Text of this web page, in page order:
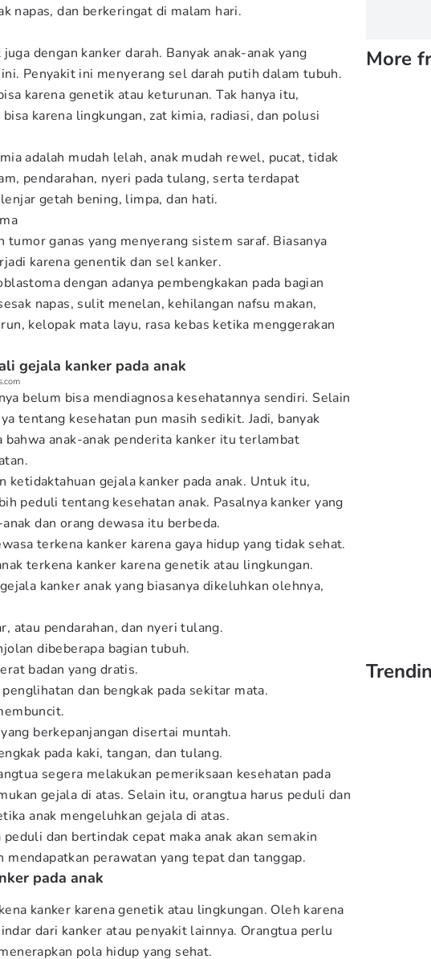
napas, dan berkeringat di malam hari.
dengan kanker darah. Banyak anak-anak yang
Penyakit ini menyerang sel darah putih dalam tubuh.
karena genetik atau keturunan. Tak hanya itu,
karena lingkungan, zat kimia, radiasi, dan polusi
adalah mudah lelah, anak mudah rewel, pucat, tidak
pendarahan, nyeri pada tulang, serta terdapat
getah bening, limpa, dan hati.
tumor ganas yang menyerang sistem saraf. Biasanya
karena genentik dan sel kanker.
dengan adanya pembengkakan pada bagian
napas, sulit menelan, kehilangan nafsu makan,
kelopak mata layu, rasa kebas ketika menggerakan
gejala kanker pada anak
belum bisa mendiagnosa kesehatannya sendiri. Selain
tentang kesehatan pun masih sedikit. Jadi, banyak
bahwa anak-anak penderita kanker itu terlambat
ketidaktahuan gejala kanker pada anak. Untuk itu,
peduli tentang kesehatan anak. Pasalnya kanker yang
dan orang dewasa itu berbeda.
terkena kanker karena gaya hidup yang tidak sehat.
terkena kanker karena genetik atau lingkungan.
kanker anak yang biasanya dikeluhkan olehnya,
atau pendarahan, dan nyeri tulang.
dibeberapa bagian tubuh.
badan yang dratis.
dan bengkak pada sekitar mata.
berkepanjangan disertai muntah.
pada kaki, tangan, dan tulang.
segera melakukan pemeriksaan kesehatan pada
gejala di atas. Selain itu, orangtua harus peduli dan
anak mengeluhkan gejala di atas.
dan bertindak cepat maka anak akan semakin
mendapatkan perawatan yang tepat dan tanggap.
pada anak
kanker karena genetik atau lingkungan. Oleh karena
dari kanker atau penyakit lainnya. Orangtua perlu
pola hidup yang sehat.
More